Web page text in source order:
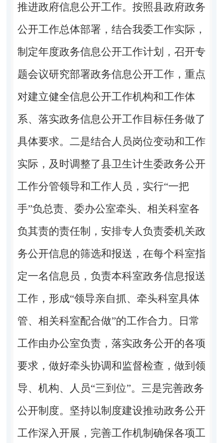
推进政府信息公开工作。按照县政府政务
公开工作总体部署，结合我委工作实际，
制定年度政务信息公开工作计划，召开专
题会议研究部署政务信息公开工作，重点
对建立健全信息公开工作机构和工作体
系、落实政务信息公开工作目标任务做了
具体要求。二是结合人员岗位变动和工作
实际，及时调整了县卫生计生委政务公开
工作分管领导和工作人员，实行“一把
手”负总责、委办公室牵头、相关科室各
负其责的责任制，安排专人负责委机关政
务公开信息的筛选和报送，在每个科室指
定一名信息员，负责本科室政务信息报送
工作，形成“领导亲自抓、牵头科室具体
管、相关科室配合做”的工作合力。日常
工作由办公室负责，落实政务公开的各项
要求，做好牵头协调和监督检查，做到领
导、机构、人员“三到位”。三是完善政务
公开制度。坚持以制度建设推动政务公开
工作深入开展，完善工作机制确保各项工